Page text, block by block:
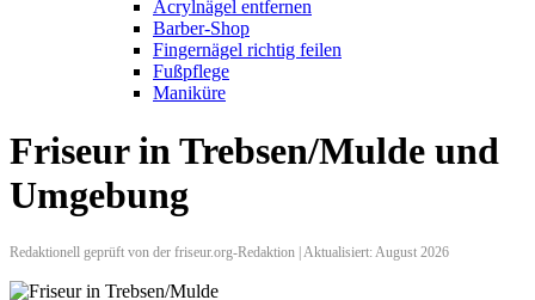
Acrylnägel entfernen
Barber-Shop
Fingernägel richtig feilen
Fußpflege
Maniküre
Friseur in Trebsen/Mulde und
Umgebung
Redaktionell geprüft von der friseur.org-Redaktion | Aktualisiert: August 2026